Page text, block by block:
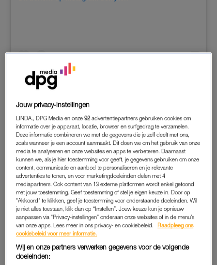
NORA AKACHAR
‘WIDM’-kandidaat Nora Akachar straalt tijdens de spannende
ontknoping.
Jouw privacy-instellingen
LINDA., DPG Media en onze92 advertentiepartners gebruiken cookies om
informatie over je apparaat, locatie, browser en surfgedrag te verzamelen.
Deze informatie combineren we met de gegevens die je zelf deelt met ons,
zoals wanneer je een account aanmaakt. Dit doen we om het gebruik van onze
media te analyseren en onze websites en apps te verbeteren. Daarnaast
kunnen we, als je hier toestemming voor geeft, je gegevens gebruiken om onze
content, communicatie en aanbod te personaliseren en je relevante
advertenties te tonen, en voor marketingdoeleinden delen met 4
mediapartners. Ook content van 13 externe platformen wordt enkel getoond
met jouw toestemming. Geef toestemming of stel je eigen keuze in. Door op
"Akkoord" te klikken, geef je toestemming voor onderstaande doeleinden. Wil
je niet alles toestaan, klik dan op “Instellen”. Jouw keuze kun je opnieuw
aanpassen via “Privacy-instellingen” onderaan onze websites of in de menu’s
van onze apps. Lees meer in ons privacy- en cookiebeleid.
Raadpleeg ons
cookiebeleid voor meer informatie.
Wij en onze partners verwerken gegevens voor de volgende
doeleinden: